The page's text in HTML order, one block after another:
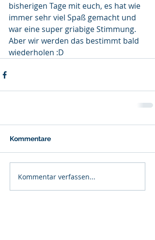
bisherigen Tage mit euch, es hat wie
immer sehr viel Spaß gemacht und
war eine super griabige Stimmung.
Aber wir werden das bestimmt bald
wiederholen :D
Kommentare
Kommentar verfassen...